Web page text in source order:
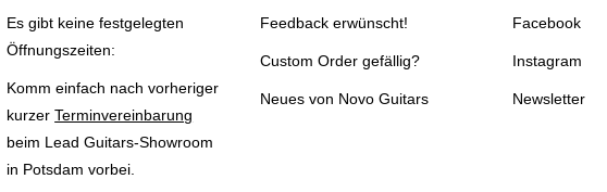
Es gibt keine festgelegten
Öffnungszeiten:
Komm einfach nach vorheriger
kurzerTerminvereinbarung
beim Lead Guitars-Showroom
in Potsdam vorbei.
Feedback erwünscht!
Custom Order gefällig?
Neues von Novo Guitars
Facebook
Instagram
Newsletter